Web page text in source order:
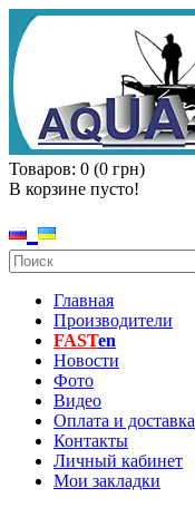
Товаров: 0 (0 грн)
В корзине пусто!
Главная
Производители
FASTen
Новости
Фото
Видео
Оплата и доставка
Контакты
Личный кабинет
Мои закладки